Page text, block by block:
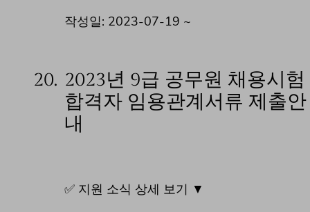
작성일: 2023-07-19 ~
20. 2023년 9급 공무원 채용시험
합격자 임용관계서류 제출안
내
✅ 지원 소식 상세 보기 ▼